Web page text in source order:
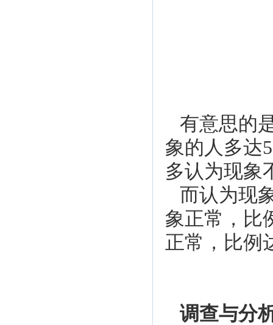
有意思的
象的人多达
多认为现象
而认为现
象正常，比
正常，比例
调查与分